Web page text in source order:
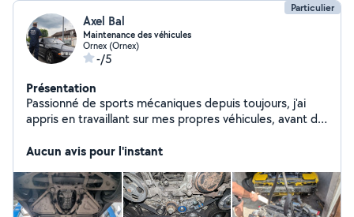
Particulier
Axel Bal
Maintenance des véhicules
Ornex (Ornex)
-/5
Présentation
Passionné de sports mécaniques depuis toujours, j'ai
appris en travaillant sur mes propres véhicules, avant de
mon travail
Aucun avis pour l'instant